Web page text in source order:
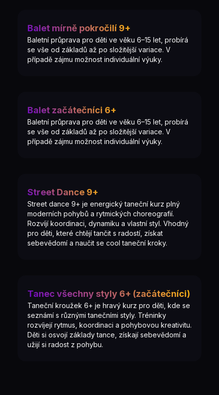
Balet mírně pokročilí 9+
Baletní průprava pro děti ve věku 6–15 let, probírá
se vše od základů až po složitější variace. V
případě zájmu možnost individuální výuky.
Balet začátečníci 6+
Baletní průprava pro děti ve věku 6–15 let, probírá
se vše od základů až po složitější variace. V
případě zájmu možnost individuální výuky.
Street Dance 9+
Street dance 9+ je energický taneční kurz plný
moderních pohybů a rytmických choreografií.
Rozvíjí koordinaci, dynamiku a vlastní styl. Vhodný
pro děti, které chtějí tančit s radostí, získat
sebevědomí a naučit se cool taneční kroky.
Tanec všechny styly 6+ (začátečníci)
Taneční kroužek 6+ je hravý kurz pro děti, kde se
seznámí s různými tanečními styly. Tréninky
rozvíjejí rytmus, koordinaci a pohybovou kreativitu.
Děti si osvojí základy tance, získají sebevědomí a
užijí si radost z pohybu.